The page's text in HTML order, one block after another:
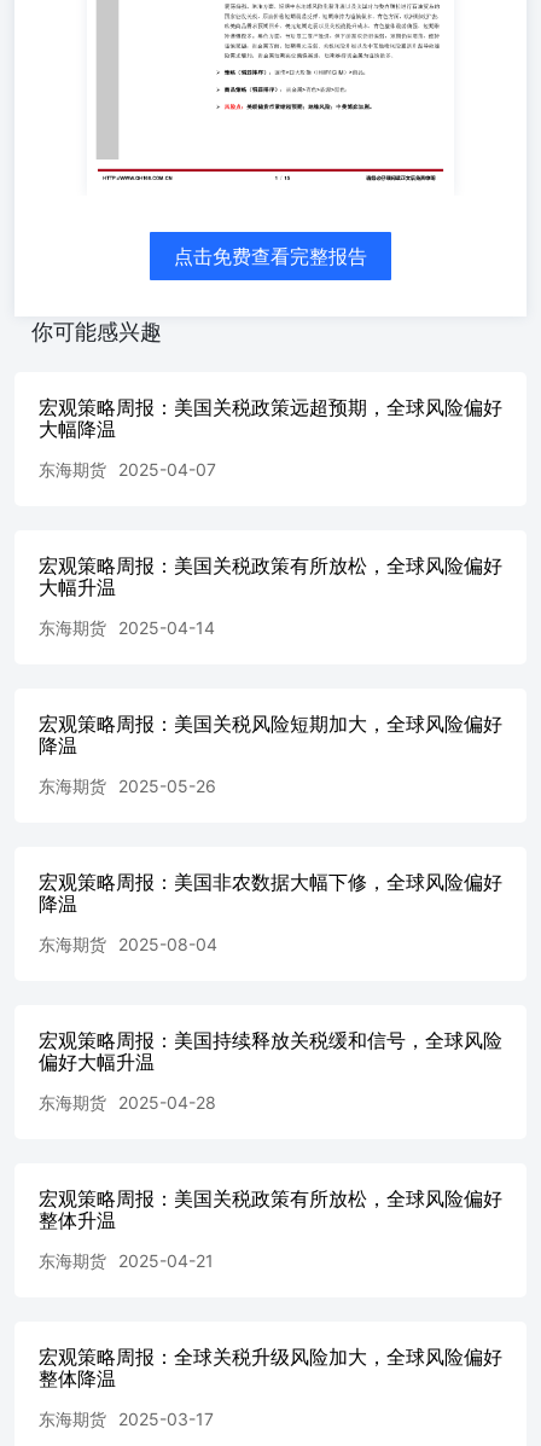
出环比仅增长0.1%，收入却增长0.8%；数据引发市场对顽
固通胀以及潜在滞胀的担忧；而且由于关税原因导致美国经
济的不确定性增大。就业方面，美国上周初请失业金人数下
降1000人至22.4万人，预期为22.5万人；续请失业金人数下
美国制造的汽车征收25%的关税；针对美国对进口汽车征收
取措施进行应对。全球关税战持续升级，避险情绪大幅升
温，美元和美债收益率短期反弹，全球风险偏好整体大幅降
短期谨慎观望；商品维持为谨慎观望，维持国债为谨慎观
望；排序上：国债>股指>商品。整体来看，虽然近期国内
续升级以及短期人民币汇率走弱，市场情绪明显降温，短期
国内市场有所回调，股指维持谨慎观望。债市方面，外部风
格短期震荡反弹，谨慎做多。商品方面，欧洲财政扩张，欧
升温以及美国对与委内瑞拉进行石油贸易的国家征收关税，
原油价格短期震荡反弹，短期维持为谨慎做多。有色方面，
欧洲财政扩张，欧美商品需求预期回升，美元短期走弱以及
关税战提升成本，有色整体震荡偏强，短期维持谨慎做多。
贵金属短期高位偏强震荡，短期维持贵金属为谨慎做多。
品； ➢商品策略（强弱排序）：贵金属>有色>能源>黑色；
关税，相关关税将于4月2日生效。特朗普还表示，将在未来
会对许多国家给予关税豁免。希望美联储降低利率。 2、3
月24日，亚特兰大联储主席博斯蒂克在接受采访时表示，他
的通胀回落进程将“非常颠簸”。他还表示，企业开始预期通
胀会上升。 3、3月24日，美国3月标普全球制造业PMI初值
PMI初值54.3，预期50.8，2月终值51；综合PMI初值53.5，2
甲骨文正在推动全面废除AI出口规则，阿联酋、以色列、
印度是要求放宽规则的国家之一。 5、3月25日，英国、印
击。其中，印度拟对230亿美元美国商品削减关税，并取消
值从升0.4%修正为升0.5%。美国1月S&P/CS20座大城市未
季调房价指数同比升4.7%，预期升4.7%，前值升4.48%。美
国2月新屋销售总数年化67.6万户，预期67.9万户，前值由
点击免费查看完整报告
你可能感兴趣
宏观策略周报：美国关税政策远超预期，全球风险偏好
大幅降温
东海期货 2025-04-07
宏观策略周报：美国关税政策有所放松，全球风险偏好
大幅升温
东海期货 2025-04-14
宏观策略周报：美国关税风险短期加大，全球风险偏好
降温
东海期货 2025-05-26
宏观策略周报：美国非农数据大幅下修，全球风险偏好
降温
东海期货 2025-08-04
宏观策略周报：美国持续释放关税缓和信号，全球风险
偏好大幅升温
东海期货 2025-04-28
宏观策略周报：美国关税政策有所放松，全球风险偏好
整体升温
东海期货 2025-04-21
宏观策略周报：全球关税升级风险加大，全球风险偏好
整体降温
东海期货 2025-03-17